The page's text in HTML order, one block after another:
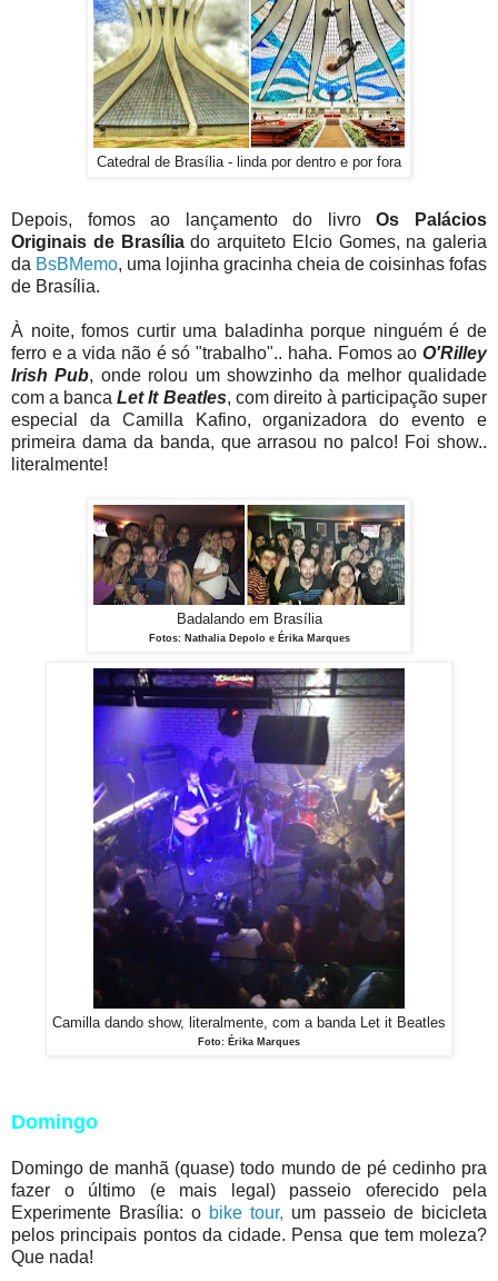
Catedral de Brasília - linda por dentro e por fora
Depois, fomos ao lançamento do livroOs Palácios
Originais de Brasíliado arquiteto Elcio Gomes, na galeria
da BsBMemo, uma lojinha gracinha cheia de coisinhas fofas
de Brasília.
À noite, fomos curtir uma baladinha porque ninguém é de
ferro e a vida não é só "trabalho".. haha. Fomos ao O'Rilley
Irish Pub, onde rolou um showzinho da melhor qualidade
com a banca Let It Beatles, com direito à participação super
especial da Camilla Kafino, organizadora do evento e
primeira dama da banda, que arrasou no palco! Foi show..
literalmente!
Badalando em Brasília
Fotos: Nathalia Depolo e Érika Marques
Camilla dando show, literalmente, com a banda Let it Beatles
Foto: Érika Marques
Domingo
Domingo de manhã (quase) todo mundo de pé cedinho pra
fazer o último (e mais legal) passeio oferecido pela
Experimente Brasília: o bike tour, um passeio de bicicleta
pelos principais pontos da cidade. Pensa que tem moleza?
Que nada!